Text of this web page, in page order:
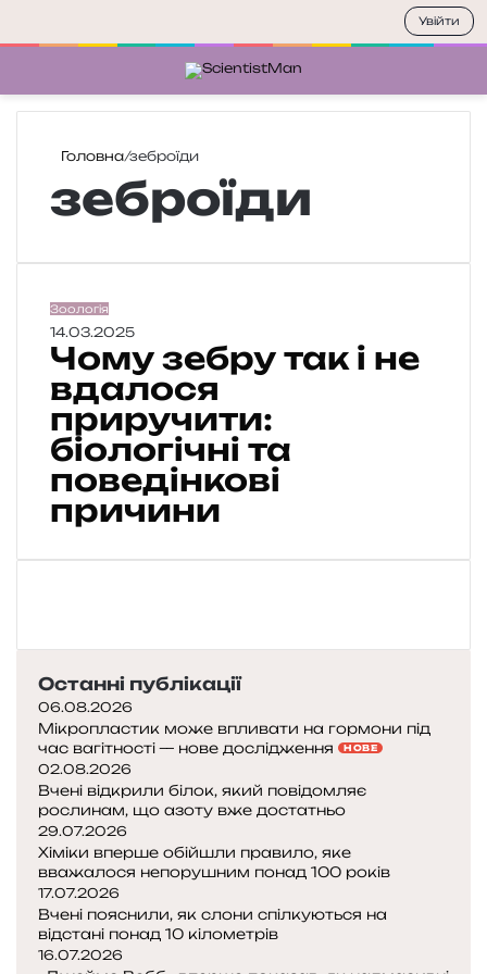
Головна/зеброїди
зеброїди
Ч
о
м
з
е
б
у
т
к
е
в
а
л
о
с
я
п
р
и
р
у
ч
и
Зоологія
14.03.2025
Чому зебру так і не
вдалося
приручити:
біологічні та
поведінкові
причини
Останні публікації
06.08.2026
Мікропластик може впливати на гормони під
час вагітності — нове дослідження
НОВЕ
02.08.2026
Вчені відкрили білок, який повідомляє
рослинам, що азоту вже достатньо
29.07.2026
Хіміки вперше обійшли правило, яке
вважалося непорушним понад 100 років
17.07.2026
Вчені пояснили, як слони спілкуються на
відстані понад 10 кілометрів
16.07.2026
Увійти